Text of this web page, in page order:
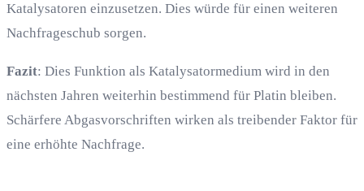
Katalysatoren einzusetzen. Dies würde für einen weiteren
Nachfrageschub sorgen.
Fazit: Dies Funktion als Katalysatormedium wird in den
nächsten Jahren weiterhin bestimmend für Platin bleiben.
Schärfere Abgasvorschriften wirken als treibender Faktor für
eine erhöhte Nachfrage.